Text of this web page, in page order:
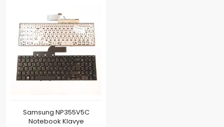
Samsung NP355V5C
Notebook Klavye